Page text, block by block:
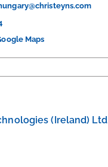
Maps
(Ireland) Ltd